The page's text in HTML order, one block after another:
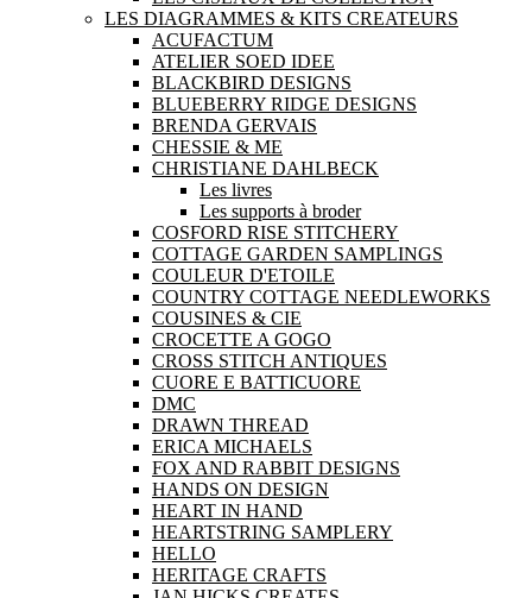
LES DIAGRAMMES & KITS CREATEURS
ACUFACTUM
ATELIER SOED IDEE
BLACKBIRD DESIGNS
BLUEBERRY RIDGE DESIGNS
BRENDA GERVAIS
CHESSIE & ME
CHRISTIANE DAHLBECK
Les livres
Les supports à broder
COSFORD RISE STITCHERY
COTTAGE GARDEN SAMPLINGS
COULEUR D'ETOILE
COUNTRY COTTAGE NEEDLEWORKS
COUSINES & CIE
CROCETTE A GOGO
CROSS STITCH ANTIQUES
CUORE E BATTICUORE
DMC
DRAWN THREAD
ERICA MICHAELS
FOX AND RABBIT DESIGNS
HANDS ON DESIGN
HEART IN HAND
HEARTSTRING SAMPLERY
HELLO
HERITAGE CRAFTS